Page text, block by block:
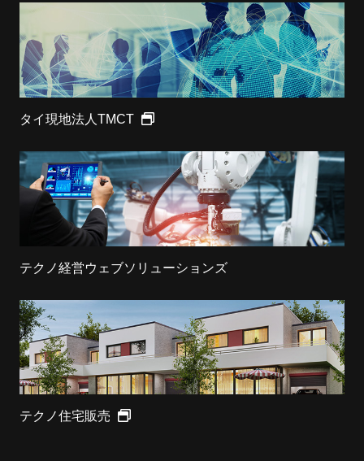
タイ現地法人TMCT
テクノ経営ウェブソリューションズ
テクノ住宅販売